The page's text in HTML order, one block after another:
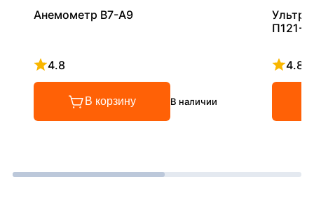
Анемометр В7-А9
4.8
Рейтинг 4.8 из 5
В корзину В наличии
П121-
4.8